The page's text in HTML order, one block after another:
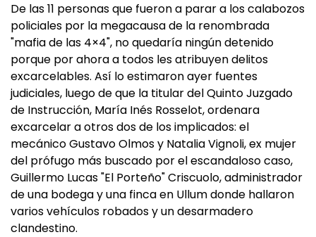
De las 11 personas que fueron a parar a los calabozos
policiales por la megacausa de la renombrada
"mafia de las 4×4", no quedaría ningún detenido
porque por ahora a todos les atribuyen delitos
excarcelables. Así lo estimaron ayer fuentes
judiciales, luego de que la titular del Quinto Juzgado
de Instrucción, María Inés Rosselot, ordenara
excarcelar a otros dos de los implicados: el
mecánico Gustavo Olmos y Natalia Vignoli, ex mujer
del prófugo más buscado por el escandaloso caso,
Guillermo Lucas "El Porteño" Criscuolo, administrador
de una bodega y una finca en Ullum donde hallaron
varios vehículos robados y un desarmadero
clandestino.